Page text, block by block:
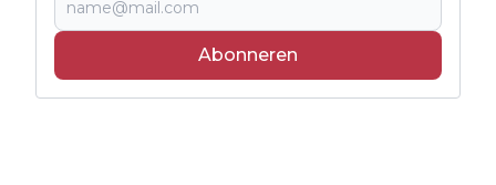
Abonneren